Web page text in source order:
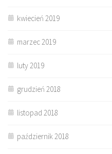
kwiecień 2019
marzec 2019
luty 2019
grudzień 2018
listopad 2018
październik 2018